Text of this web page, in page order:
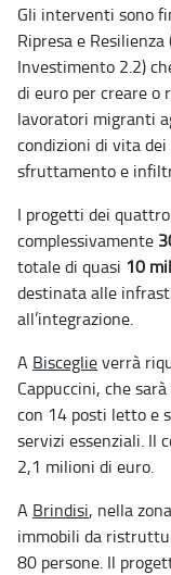
Gli interventi sono
Ripresa e
Investimento 2.2)
di euro per creare
lavoratori migranti
condizioni di vita
sfruttamento e
I progetti dei
complessivamente
totale di quasi 10
destinata alle
all’integrazione.
A Bisceglieverrà
Cappuccini, che
con 14 posti letto e
servizi essenziali. Il
2,1 milioni di euro.
A Brindisi, nella
immobili da
80 persone. Il